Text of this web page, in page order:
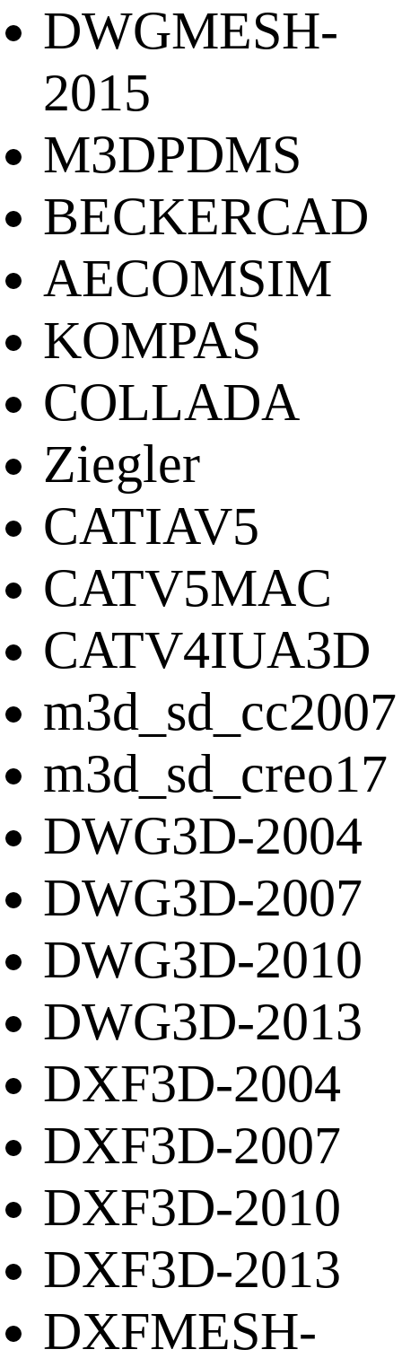
DWGMESH-
2015
M3DPDMS
BECKERCAD
AECOMSIM
KOMPAS
COLLADA
Ziegler
CATIAV5
CATV5MAC
CATV4IUA3D
m3d_sd_cc2007
m3d_sd_creo17
DWG3D-2004
DWG3D-2007
DWG3D-2010
DWG3D-2013
DXF3D-2004
DXF3D-2007
DXF3D-2010
DXF3D-2013
DXFMESH-